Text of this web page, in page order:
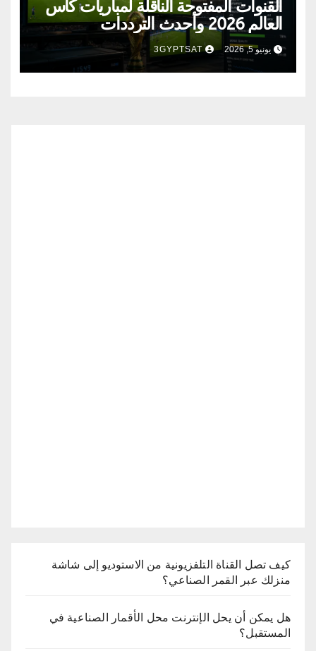
القنوات المفتوحة الناقلة لمباريات كأس
العالم 2026 وأحدث الترددات
يونيو 5, 2026 3GYPTSAT
كيف تصل القناة التلفزيونية من الاستوديو إلى شاشة
منزلك عبر القمر الصناعي؟
هل يمكن أن يحل الإنترنت محل الأقمار الصناعية في
المستقبل؟